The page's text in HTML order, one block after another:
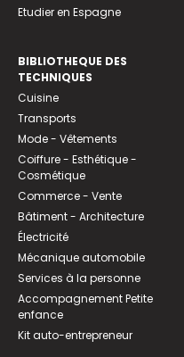
Etudier en Espagne
BIBLIOTHEQUE DES
TECHNIQUES
Cuisine
Transports
Mode - Vêtements
Coiffure - Esthétique -
Cosmétique
Commerce - Vente
Bâtiment - Architecture
Électricité
Mécanique automobile
Services à la personne
Accompagnement Petite
enfance
Kit auto-entrepreneur